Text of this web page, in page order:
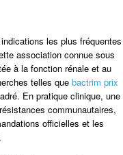
les plus fréquentes
association connue sous
à la fonction rénale et au
telles que bactrim prix
En pratique clinique, une
communautaires,
officielles et les